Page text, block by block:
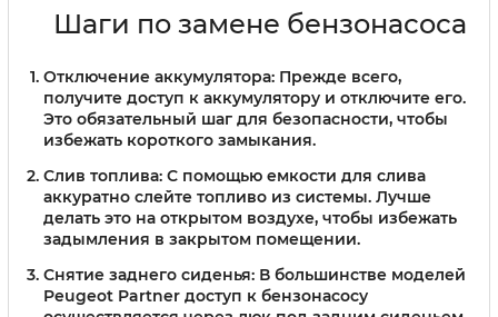
Шаги по замене бензонасоса
Отключение аккумулятора: Прежде всего,
получите доступ к аккумулятору и отключите его.
Это обязательный шаг для безопасности, чтобы
избежать короткого замыкания.
Слив топлива: С помощью емкости для слива
аккуратно слейте топливо из системы. Лучше
делать это на открытом воздухе, чтобы избежать
задымления в закрытом помещении.
Снятие заднего сиденья: В большинстве моделей
Peugeot Partner доступ к бензонасосу